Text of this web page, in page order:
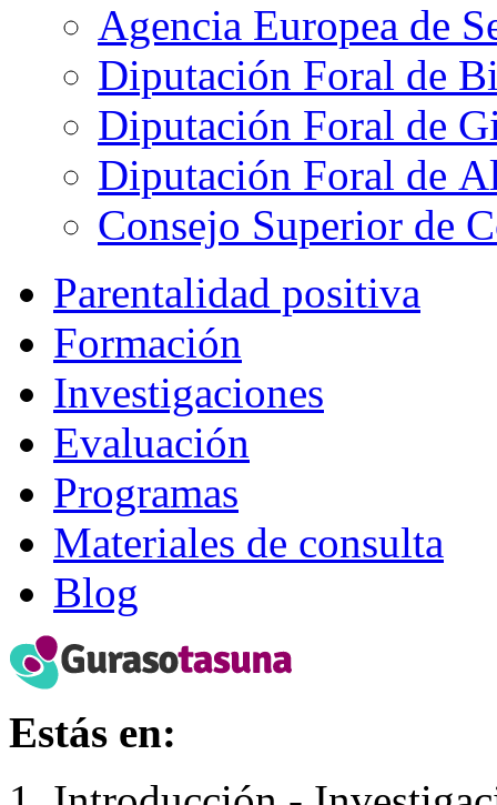
Agencia Europea de
Diputación Foral de
Diputación Foral de
Diputación Foral de
Consejo Superior de
Parentalidad positiva
Formación
Investigaciones
Evaluación
Programas
Materiales de consulta
Blog
Estás en: